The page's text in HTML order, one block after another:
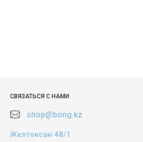
СВЯЗАТЬСЯ С НАМИ
shop@bong.kz
Желтоксан 48/1